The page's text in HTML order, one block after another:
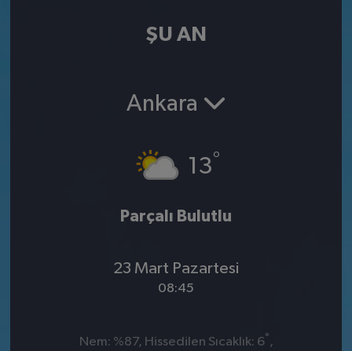
ŞU AN
Ankara
13°
Parçalı Bulutlu
23 Mart Pazartesi
08:45
Nem: %87, Hissedilen Sıcaklık: 6° ,